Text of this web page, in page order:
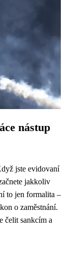
nástup
jste evidovaní
jakkoliv
to jen formalita –
o zaměstnání.
čelit sankcím a